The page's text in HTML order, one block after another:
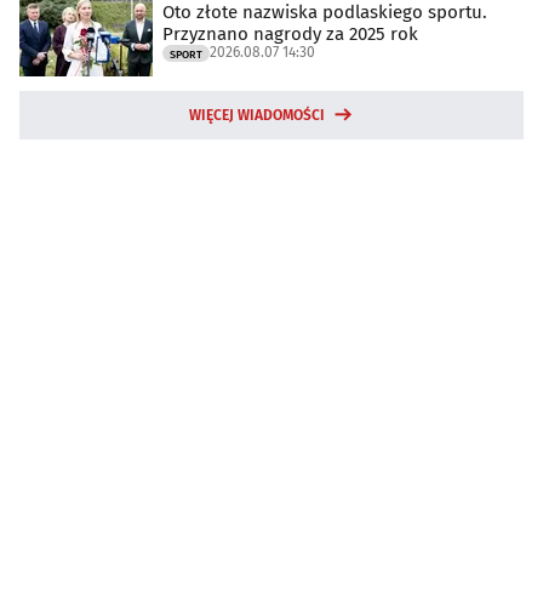
Oto złote nazwiska podlaskiego sportu.
Przyznano nagrody za 2025 rok
SPORT 2026.08.07 14:30
WIĘCEJ WIADOMOŚCI